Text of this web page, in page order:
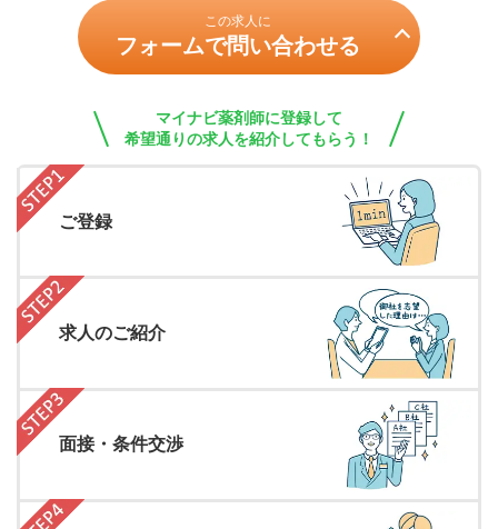
この求人に
フォームで問い合わせる
マイナビ薬剤師に登録して
希望通りの求人を紹介してもらう！
ご登録
求人のご紹介
面接・条件交渉